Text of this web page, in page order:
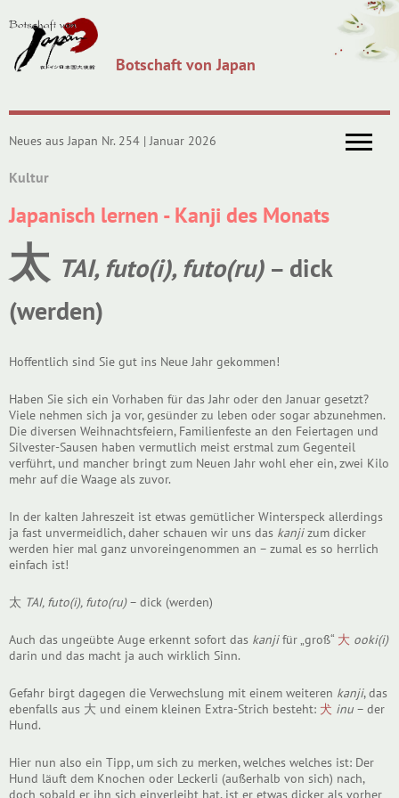
Botschaft von Japan
Neues aus Japan Nr. 254 | Januar 2026
Kultur
Japanisch lernen - Kanji des Monats
太 TAI, futo(i), futo(ru)– dick
(werden)
Hoffentlich sind Sie gut ins Neue Jahr gekommen!
Haben Sie sich ein Vorhaben für das Jahr oder den Januar gesetzt?
Viele nehmen sich ja vor, gesünder zu leben oder sogar abzunehmen.
Die diversen Weihnachtsfeiern, Familienfeste an den Feiertagen und
Silvester-Sausen haben vermutlich meist erstmal zum Gegenteil
verführt, und mancher bringt zum Neuen Jahr wohl eher ein, zwei Kilo
mehr auf die Waage als zuvor.
In der kalten Jahreszeit ist etwas gemütlicher Winterspeck allerdings
ja fast unvermeidlich, daher schauen wir uns das kanjizum dicker
werden hier mal ganz unvoreingenommen an – zumal es so herrlich
einfach ist!
太 TAI, futo(i), futo(ru)– dick (werden)
Auch das ungeübte Auge erkennt sofort das kanjifür „groß“ 大 ooki(i)
darin und das macht ja auch wirklich Sinn.
Gefahr birgt dagegen die Verwechslung mit einem weiteren kanji, das
ebenfalls aus 大 und einem kleinen Extra-Strich besteht: 犬 inu – der
Hund.
Hier nun also ein Tipp, um sich zu merken, welches welches ist: Der
Hund läuft dem Knochen oder Leckerli (außerhalb von sich) nach,
doch sobald er ihn sich einverleibt hat, ist er etwas dicker als vorher